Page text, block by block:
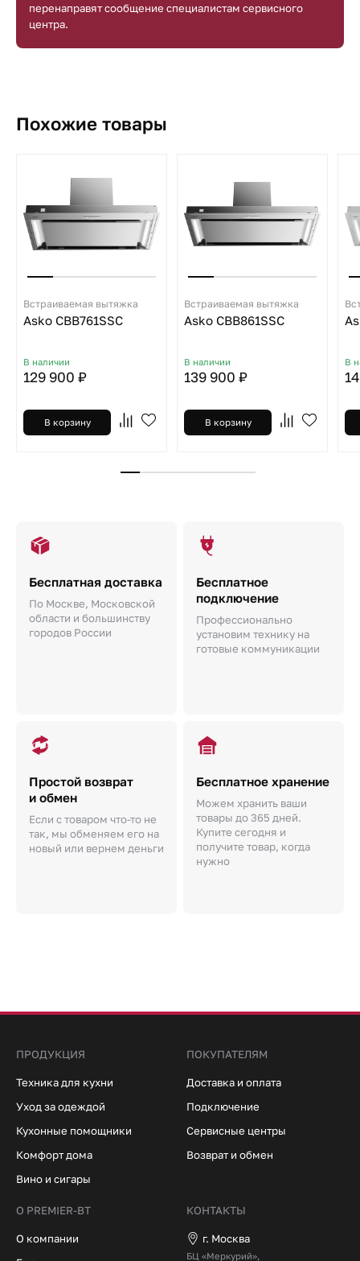
перенаправят сообщение специалистам сервисного
центра.
Похожие товары
Встраиваемая вытяжка
Asko CBB761SSC
В наличии
129 900 ₽
В корзину
Встраиваемая вытяжка
Asko CBB861SSC
В наличии
139 900 ₽
В корзину
В
Бесплатная доставка
По Москве, Московской
области и большинству
городов России
Бесплатное
подключение
Профессионально
установим технику на
готовые коммуникации
Простой возврат
и обмен
Если с товаром что-то не
так, мы обменяем его на
новый или вернем деньги
Бесплатное хранение
Можем хранить ваши
товары до 365 дней.
Купите сегодня и
получите товар, когда
нужно
ПРОДУКЦИЯ
Техника для кухни
Уход за одеждой
Кухонные помощники
Комфорт дома
Вино и сигары
ПОКУПАТЕЛЯМ
Доставка и оплата
Подключение
Сервисные центры
Возврат и обмен
О PREMIER-BT
О компании
КОНТАКТЫ
г. Москва
БЦ «Меркурий»,